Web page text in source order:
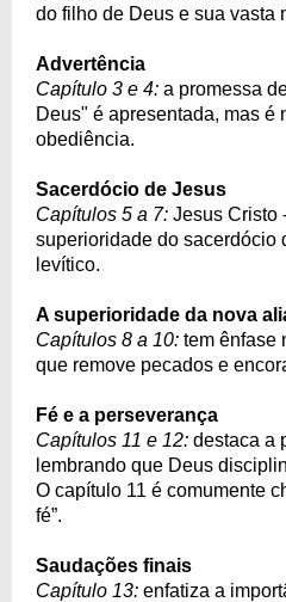
do filho de Deus e sua vasta
Advertência
Capítulo 3 e 4: a promessa
Deus" é apresentada, mas é
obediência.
Sacerdócio de Jesus
Capítulos 5 a 7: Jesus Cristo
superioridade do sacerdócio
levítico.
A superioridade da nova
Capítulos 8 a 10: tem ênfase
que remove pecados e
Fé e a perseverança
Capítulos 11 e 12: destaca a
lembrando que Deus
O capítulo 11 é comumente
fé”.
Saudações finais
Capítulo 13: enfatiza a